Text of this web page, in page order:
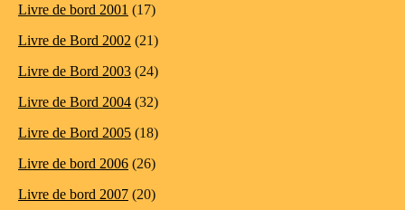
Livre de bord 2001 (17)
Livre de Bord 2002 (21)
Livre de Bord 2003 (24)
Livre de Bord 2004 (32)
Livre de Bord 2005 (18)
Livre de bord 2006 (26)
Livre de bord 2007 (20)